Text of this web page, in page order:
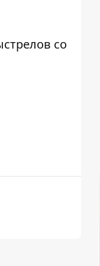
со